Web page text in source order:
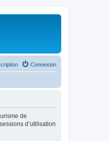
Connexion
de
d’utilisation